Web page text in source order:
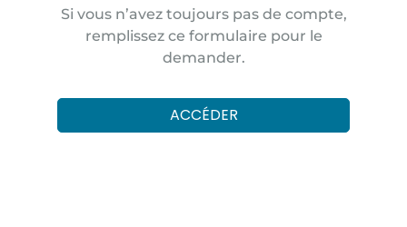
Si vous n’avez toujours pas de compte,
remplissez ce formulaire pour le
demander.
ACCÉDER